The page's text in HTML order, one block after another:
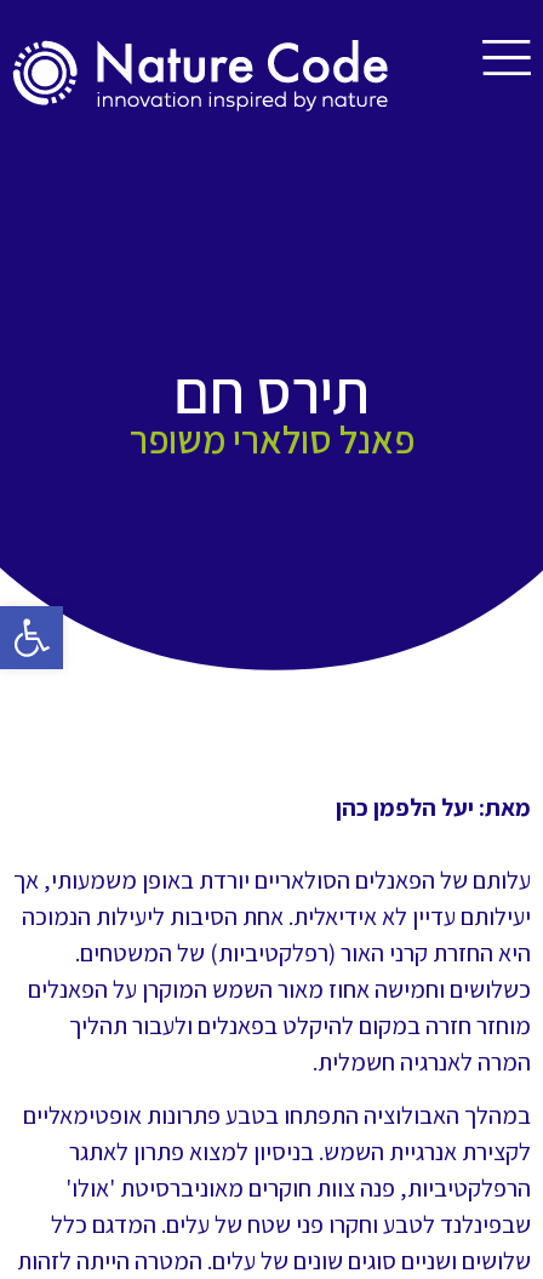
פתח
תירס חם
פאנל סולארי משופר
מאת: יעל הלפמן כהן
עלותם של הפאנלים הסולאריים יורדת באופן משמעותי, אך
יעילותם עדיין לא אידיאלית. אחת הסיבות ליעילות הנמוכה
היא החזרת קרני האור (רפלקטיביות) של המשטחים.
כשלושים וחמישה אחוז מאור השמש המוקרן על הפאנלים
מוחזר חזרה במקום להיקלט בפאנלים ולעבור תהליך
המרה לאנרגיה חשמלית.
במהלך האבולוציה התפתחו בטבע פתרונות אופטימאליים
לקצירת אנרגיית השמש. בניסיון למצוא פתרון לאתגר
הרפלקטיביות, פנה צוות חוקרים מאוניברסיטת 'אולו'
שבפינלנד לטבע וחקרו פני שטח של עלים. המדגם כלל
שלושים ושניים סוגים שונים של עלים. המטרה הייתה לזהות